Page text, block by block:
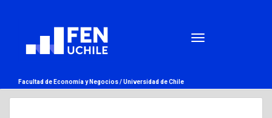
Facultad de Economía y Negocios /Universidad de Chile